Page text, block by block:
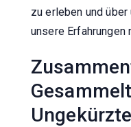
zu erleben und
unsere Erfahrungen